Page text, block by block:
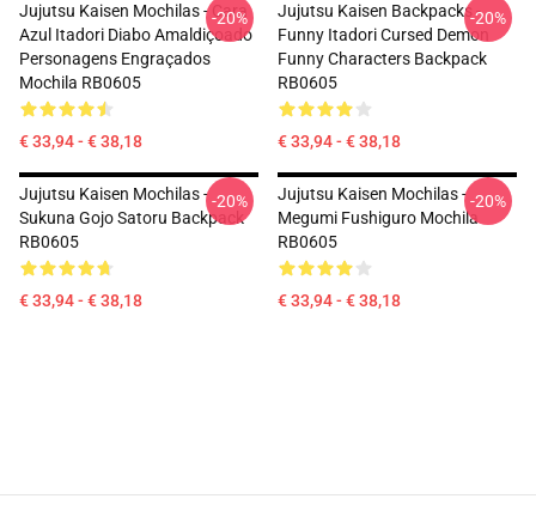
Jujutsu Kaisen Mochilas - Cara
Azul Itadori Diabo Amaldiçoado
Personagens Engraçados
Mochila RB0605
€ 33,94 - € 38,18
-20%
Jujutsu Kaisen Backpacks -
Funny Itadori Cursed Demon
Funny Characters Backpack
RB0605
€ 33,94 - € 38,18
-20%
Jujutsu Kaisen Mochilas -
Sukuna Gojo Satoru Backpack
RB0605
€ 33,94 - € 38,18
-20%
Jujutsu Kaisen Mochilas -
Megumi Fushiguro Mochila
RB0605
€ 33,94 - € 38,18
-20%